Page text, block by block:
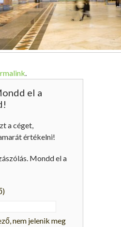
.
el a
a céget,
értékelni!
Mondd el a
nem jelenik meg